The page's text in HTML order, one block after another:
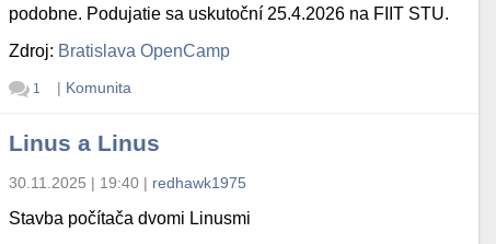
podobne. Podujatie sa uskutoční 25.4.2026 na FIIT STU.
Zdroj: Bratislava OpenCamp
1 | Komunita
Linus a Linus
30.11.2025 | 19:40 | redhawk1975
Stavba počítača dvomi Linusmi